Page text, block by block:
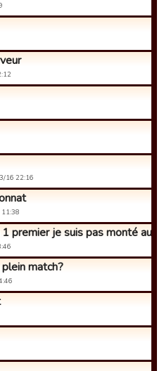
16 22:16
premier je suis pas monté au
match?